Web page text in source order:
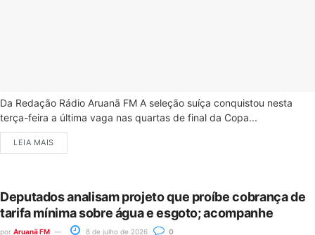
Da Redação Rádio Aruanã FM A seleção suíça conquistou nesta
terça-feira a última vaga nas quartas de final da Copa...
LEIA MAIS
Deputados analisam projeto que proíbe cobrança de
tarifa mínima sobre água e esgoto; acompanhe
por Aruanã FM 8 de julho de 2026 0